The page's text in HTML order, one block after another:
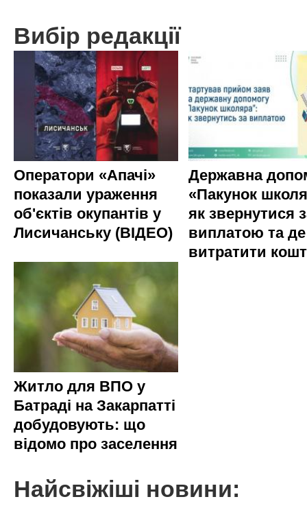
Вибір редакції
Оператори «Апачі»
показали ураження
об'єктів окупантів у
Лисичанську (ВІДЕО)
Державна
«Пакунок
як звернутися
виплатою та де
витратити
Житло для ВПО у
Батраді на Закарпатті
добудовують: що
відомо про заселення
Найсвіжіші новини: